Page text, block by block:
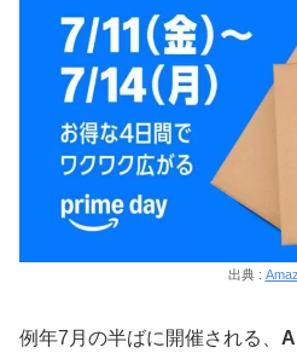
出典 :
例年7月の半ばに開催される、